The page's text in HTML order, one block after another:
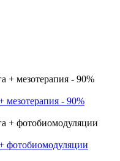
мезотерапия - 90%
фотобиомодуляции